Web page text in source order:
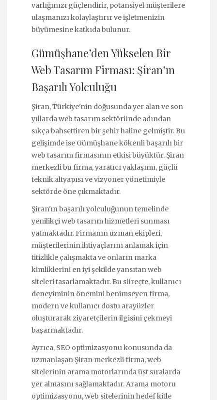
varlığınızı güçlendirir, potansiyel müşterilere
ulaşmanızı kolaylaştırır ve işletmenizin
büyümesine katkıda bulunur.
Gümüşhane’den Yükselen Bir
Web Tasarım Firması: Şiran’ın
Başarılı Yolculuğu
Şiran, Türkiye'nin doğusunda yer alan ve son
yıllarda web tasarım sektöründe adından
sıkça bahsettiren bir şehir haline gelmiştir. Bu
gelişimde ise Gümüşhane kökenli başarılı bir
web tasarım firmasının etkisi büyüktür. Şiran
merkezli bu firma, yaratıcı yaklaşımı, güçlü
teknik altyapısı ve vizyoner yönetimiyle
sektörde öne çıkmaktadır.
Şiran'ın başarılı yolculuğunun temelinde
yenilikçi web tasarım hizmetleri sunması
yatmaktadır. Firmanın uzman ekipleri,
müşterilerinin ihtiyaçlarını anlamak için
titizlikle çalışmakta ve onların marka
kimliklerini en iyi şekilde yansıtan web
siteleri tasarlamaktadır. Bu süreçte, kullanıcı
deneyiminin önemini benimseyen firma,
modern ve kullanıcı dostu arayüzler
oluşturarak ziyaretçilerin ilgisini çekmeyi
başarmaktadır.
Ayrıca, SEO optimizasyonu konusunda da
uzmanlaşan Şiran merkezli firma, web
sitelerinin arama motorlarında üst sıralarda
yer almasını sağlamaktadır. Arama motoru
optimizasyonu, web sitelerinin hedef kitle